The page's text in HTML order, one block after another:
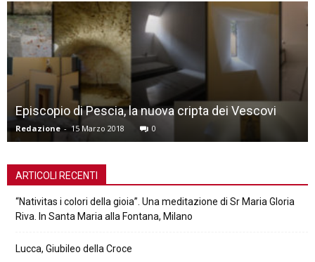
Episcopio di Pescia, la nuova cripta dei Vescovi
Redazione - 15 Marzo 2018 0
ARTICOLI RECENTI
“Nativitas i colori della gioia”. Una meditazione di Sr Maria Gloria
Riva. In Santa Maria alla Fontana, Milano
Lucca, Giubileo della Croce